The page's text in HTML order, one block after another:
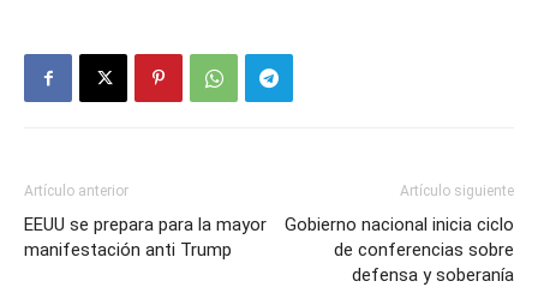
Artículo anterior
EEUU se prepara para la mayor
manifestación anti Trump
Artículo siguiente
Gobierno nacional inicia ciclo
de conferencias sobre
defensa y soberanía